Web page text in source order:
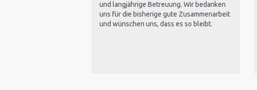
und langjährige Betreuung. Wir bedanken
uns für die bisherige gute Zusammenarbeit
und wünschen uns, dass es so bleibt.